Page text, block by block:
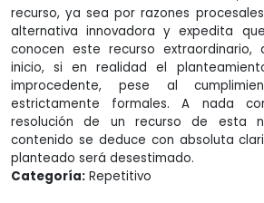
recurso, ya sea por razones
alternativa innovadora y expedita
conocen este recurso extraordinario,
inicio, si en realidad el
improcedente, pese al
estrictamente formales. A nada
resolución de un recurso de esta
contenido se deduce con absoluta
planteado será desestimado.
Categoría: Repetitivo